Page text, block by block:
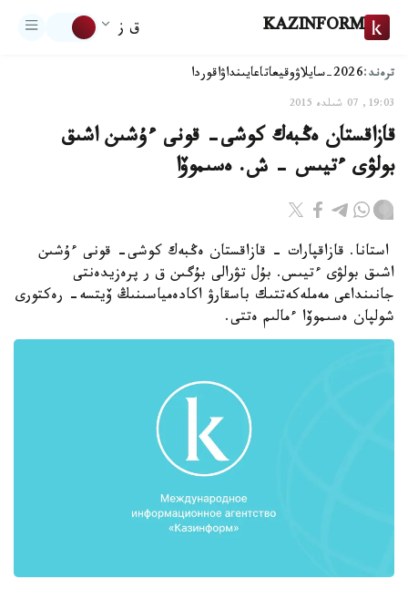
KAZINFORM ق ز
ترەند:2026-سايلاۋ وقيعاتاعايىنداۋاقوردا
19:03, 07 شىلدە 2015
قازاقستان ەڭبەك كوشى- قونى ءۇشىن اشىق
بولۋى ءتيىس - ش. ەسىموۆا
استانا. قازاقپارات - قازاقستان ەڭبەك كوشى- قونى ءۇشىن
اشىق بولۋى ءتيىس. بۇل تۋرالى بۇگىن ق ر پرەزيدەنتى
جانىنداعى مەملەكەتتىك باسقارۋ اكادەمياسىنىڭ ۆيتسە- رەكتورى
شولپان ەسىموۆا ءمالىم ەتتى.